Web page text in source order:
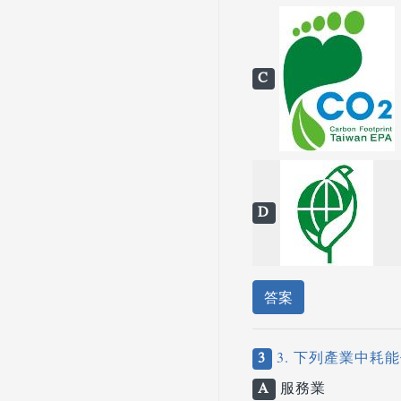
C
D
答案
3 3. 下列產業中耗
A 服務業